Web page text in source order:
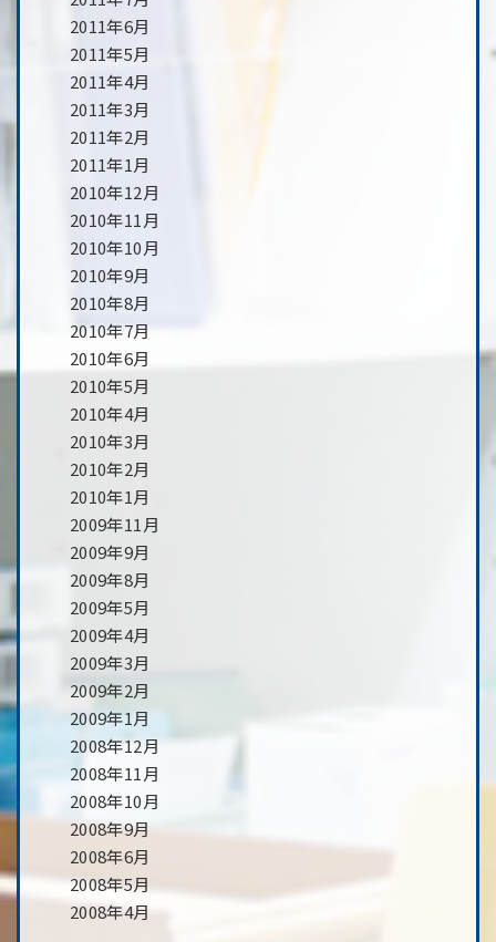
2011年6月
2011年5月
2011年4月
2011年3月
2011年2月
2011年1月
2010年12月
2010年11月
2010年10月
2010年9月
2010年8月
2010年7月
2010年6月
2010年5月
2010年4月
2010年3月
2010年2月
2010年1月
2009年11月
2009年9月
2009年8月
2009年5月
2009年4月
2009年3月
2009年2月
2009年1月
2008年12月
2008年11月
2008年10月
2008年9月
2008年6月
2008年5月
2008年4月